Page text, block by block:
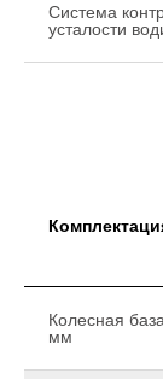
Система
усталости
Колесная база,
мм